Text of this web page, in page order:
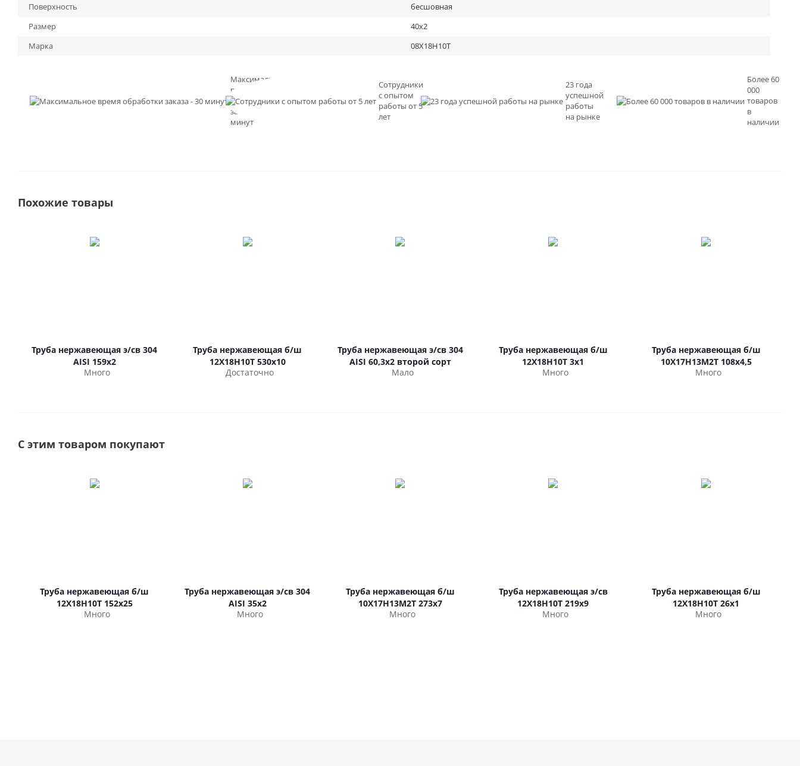
Поверхность
бесшовная
Размер
40х2
Марка
08Х18Н10Т
Максимальное
время
обработки
заказа - 30
минут
Сотрудники
с опытом
работы от 5
лет
23 года
успешной
работы
на рынке
Более 60
000
товаров
в
наличии
Похожие товары
Труба нержавеющая э/св 304
AISI 159х2
Много
Труба нержавеющая б/ш
12Х18Н10Т 530х10
Достаточно
Труба нержавеющая э/св 304
AISI 60,3х2 второй сорт
Мало
Труба нержавеющая б/ш
12Х18Н10Т 3х1
Много
Труба нержавеющая б/ш
10Х17Н13М2Т 108х4,5
Много
С этим товаром покупают
Труба нержавеющая б/ш
12Х18Н10Т 152х25
Много
Труба нержавеющая э/св 304
AISI 35х2
Много
Труба нержавеющая б/ш
10Х17Н13М2Т 273х7
Много
Труба нержавеющая э/св
12Х18Н10Т 219х9
Много
Труба нержавеющая б/ш
12Х18Н10Т 26х1
Много